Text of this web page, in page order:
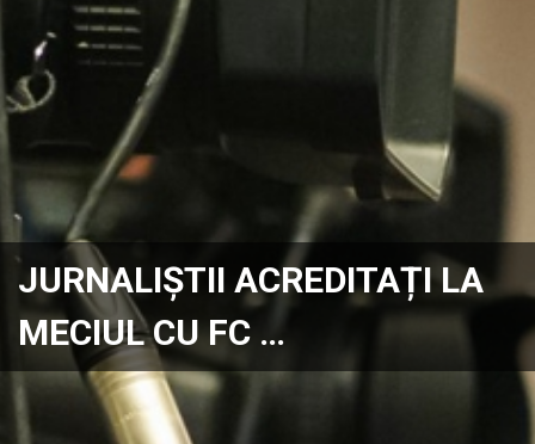
JURNALIȘTII ACREDITAȚI LA
MECIUL CU FC …